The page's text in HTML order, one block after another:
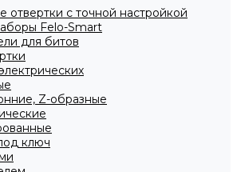
отвертки с точной настройкой
Felo-Smart
для битов
Z-образные
ключ